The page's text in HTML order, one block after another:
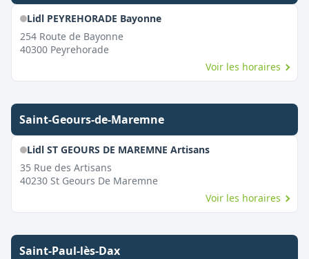
Lidl PEYREHORADE Bayonne
254 Route de Bayonne
40300 Peyrehorade
Voir les horaires
Saint-Geours-de-Maremne
Lidl ST GEOURS DE MAREMNE Artisans
35 Rue des Artisans
40230 St Geours De Maremne
Voir les horaires
Saint-Paul-lès-Dax